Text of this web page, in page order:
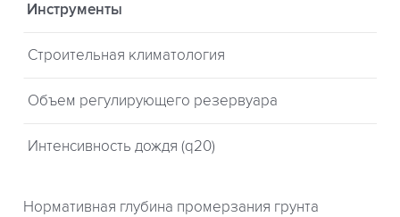
Инструменты
Строительная климатология
Объем регулирующего резервуара
Интенсивность дождя (q20)
Нормативная глубина промерзания грунта